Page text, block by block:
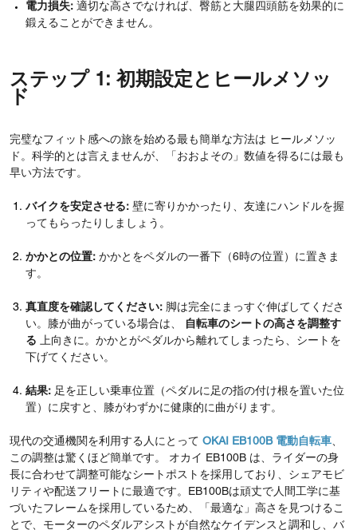
電力損失: 適切な高さでなければ、臀筋と大腿四頭筋を効果的に
鍛えることができません。
ステップ 1: 初期設定とヒールメソッ
ド
完璧なフィット感への旅を始める最も簡単な方法は ヒールメソッ
ド。科学的とは言えませんが、「おおよその」数値を得るには最も
早い方法です。
バイクを安定させる: 壁に寄りかかったり、友達にハンドルを握
ってもらったりしましょう。
かかとの位置: かかとをペダルの一番下（6時の位置）に置きま
す。
真直度を確認してください: 脚は完全にまっすぐ伸ばしてくださ
い。膝が曲がっている場合は、
自転車のシートの高さを調整す
る 上向きに。かかとがペダルから離れてしまったら、シートを
下げてください。
結果: 足を正しい乗車位置（ペダルに足の指の付け根を置いた位
置）に戻すと、膝がわずかに健康的に曲がります。
現代の交通機関を利用する人にとって OKAI EB100B 電動自転車、
この調整は驚くほど簡単です。 オカイ EB100B は、ライダーの身
長に合わせて調整可能なシートポストを採用しており、シェアモビ
リティや配送フリートに最適です。EB100Bは頑丈で人間工学に基
づいたフレームを採用しているため、「最適な」高さを見つけるこ
とで、モーターのペダルアシストが自然なケイデンスと調和し、バ